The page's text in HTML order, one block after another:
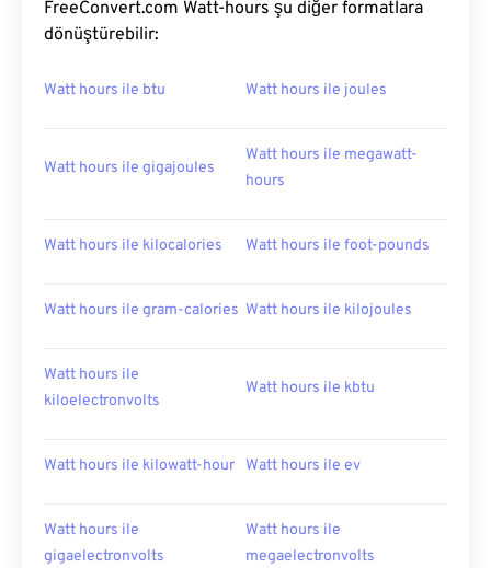
FreeConvert.com Watt-hours şu diğer formatlara
dönüştürebilir:
Watt hours ile btu Watt hours ile joules
Watt hours ile gigajoules
Watt hours ile megawatt-
hours
Watt hours ile kilocalories Watt hours ile foot-pounds
Watt hours ile gram-calories Watt hours ile kilojoules
Watt hours ile
kiloelectronvolts
Watt hours ile kbtu
Watt hours ile kilowatt-hour Watt hours ile ev
Watt hours ile
gigaelectronvolts
Watt hours ile
megaelectronvolts